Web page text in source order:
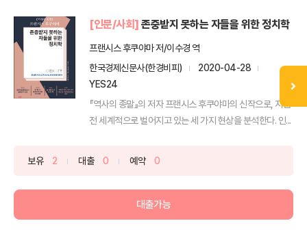
[인문/사회] 존중받지 못하는 자들을 위한 정치학
프랜시스 후쿠야마 저/이수경 역
한국경제신문사(한경비피)
2020-04-28
YES24
『역사의 종말』의 저자 프랜시스 후쿠야마의 신작으로, 지금
전 세계적으로 벌어지고 있는 세 가지 현상을 분석한다. 인...
보유 2 대출 0 예약 0
대출가능